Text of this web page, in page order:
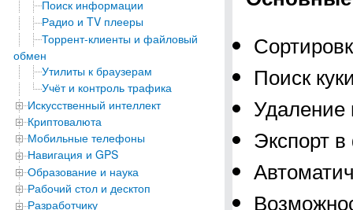
Поиск информации
Радио и TV плееры
Торрент-клиенты и файловый
обмен
Утилиты к браузерам
Учёт и контроль трафика
Искусственный интеллект
Криптовалюта
Мобильные телефоны
Навигация и GPS
Образование и наука
Рабочий стол и десктоп
Разработчику
Поиск
Удаление
Экспорт